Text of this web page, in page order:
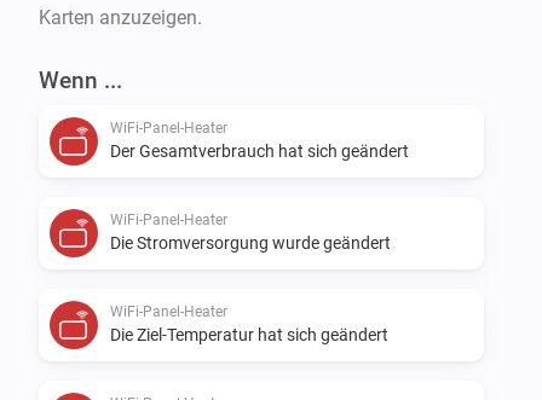
Karten anzuzeigen.
Wenn ...
WiFi-Panel-Heater
Der Gesamtverbrauch hat sich geändert
WiFi-Panel-Heater
Die Stromversorgung wurde geändert
WiFi-Panel-Heater
Die Ziel-Temperatur hat sich geändert